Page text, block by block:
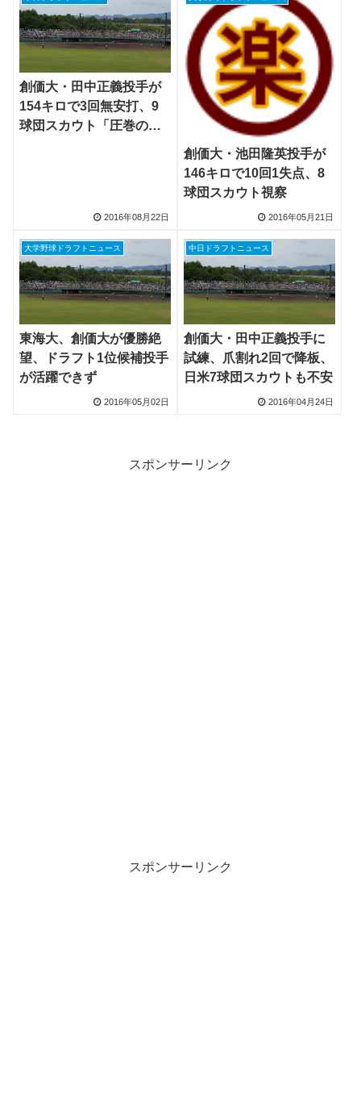
創価大・田中正義投手が
154キロで3回無安打、9
球団スカウト「圧巻のピ
2016年08月22日
創価大・池田隆英投手が
146キロで10回1失点、8
球団スカウト視察
2016年05月21日
大学野球ドラフトニュース
東海大、創価大が優勝絶
望、ドラフト1位候補投手
が活躍できず
2016年05月02日
中日ドラフトニュース
創価大・田中正義投手に
試練、爪割れ2回で降板、
日米7球団スカウトも不安
2016年04月24日
スポンサーリンク
スポンサーリンク